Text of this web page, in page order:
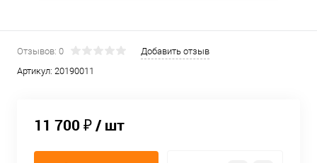
Отзывов: 0
Добавить отзыв
Артикул: 20190011
11 700 ₽/ шт